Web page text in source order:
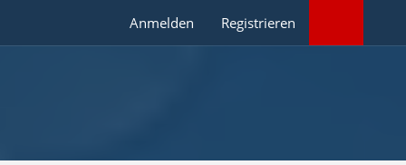
Anmelden Registrieren